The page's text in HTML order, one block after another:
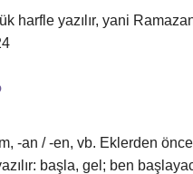
harfle yazılır, yani
-an / -en, vb. Eklerden
başla, gel; ben